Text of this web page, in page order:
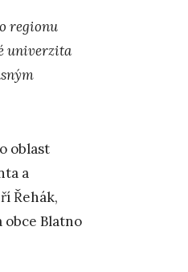
regionu
univerzita
oblast
a
Řehák,
Blatno